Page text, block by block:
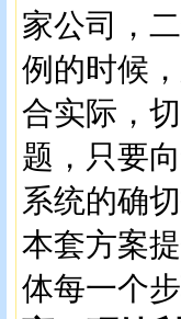
家公司，
例的时候
合实际，
题，只要
系统的确
本套方案
体每一个